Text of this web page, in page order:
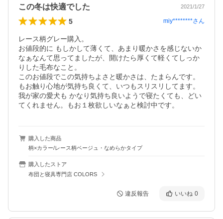
この冬は快適でした 2021/1/27
5 miy********さん
レース柄グレー購入。
お値段的に もしかして薄くて、あまり暖かさを感じないか
なぁなんて思ってましたが、開けたら厚くて軽くてしっか
りした毛布なこと。
このお値段でこの気持ちよさと暖かさは、たまらんです。
もお触り心地が気持ち良くて、いつもスリスリしてます。
我が家の愛犬も かなり気持ち良いようで寝たくても、どい
てくれません。もお１枚欲しいなぁと検討中です。
購入した商品
柄×カラー/レース柄ベージュ・なめらかタイプ
購入したストア
布団と寝具専門店 COLORS
違反報告 いいね 0